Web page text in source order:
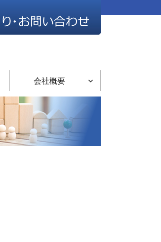
会社概要